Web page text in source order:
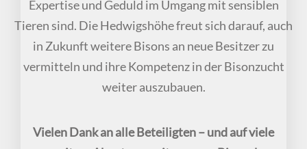
Expertise und Geduld im Umgang mit sensiblen
Tieren sind. Die Hedwigshöhe freut sich darauf, auch
in Zukunft weitere Bisons an neue Besitzer zu
vermitteln und ihre Kompetenz in der Bisonzucht
weiter auszubauen.
Vielen Dank an alle Beteiligten – und auf viele